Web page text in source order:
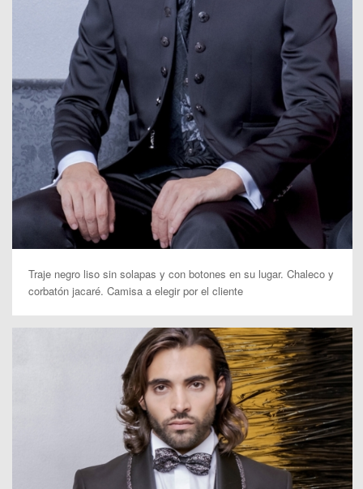
Traje negro liso sin solapas y con botones en su lugar. Chaleco y
corbatón jacaré. Camisa a elegir por el cliente